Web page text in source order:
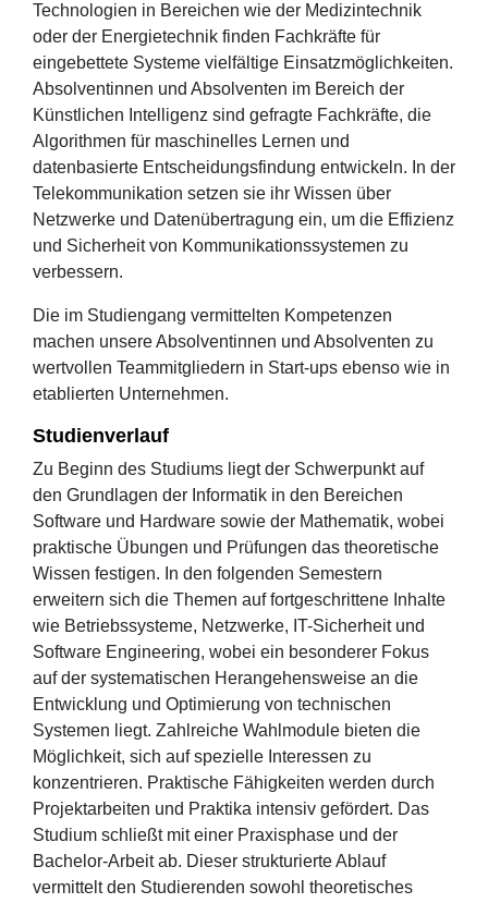
Technologien in Bereichen wie der Medizintechnik
oder der Energietechnik finden Fachkräfte für
eingebettete Systeme vielfältige Einsatzmöglichkeiten.
Absolventinnen und Absolventen im Bereich der
Künstlichen Intelligenz sind gefragte Fachkräfte, die
Algorithmen für maschinelles Lernen und
datenbasierte Entscheidungsfindung entwickeln. In der
Telekommunikation setzen sie ihr Wissen über
Netzwerke und Datenübertragung ein, um die Effizienz
und Sicherheit von Kommunikationssystemen zu
verbessern.
Die im Studiengang vermittelten Kompetenzen
machen unsere Absolventinnen und Absolventen zu
wertvollen Teammitgliedern in Start-ups ebenso wie in
etablierten Unternehmen.
Studienverlauf
Zu Beginn des Studiums liegt der Schwerpunkt auf
den Grundlagen der Informatik in den Bereichen
Software und Hardware sowie der Mathematik, wobei
praktische Übungen und Prüfungen das theoretische
Wissen festigen. In den folgenden Semestern
erweitern sich die Themen auf fortgeschrittene Inhalte
wie Betriebssysteme, Netzwerke, IT-Sicherheit und
Software Engineering, wobei ein besonderer Fokus
auf der systematischen Herangehensweise an die
Entwicklung und Optimierung von technischen
Systemen liegt. Zahlreiche Wahlmodule bieten die
Möglichkeit, sich auf spezielle Interessen zu
konzentrieren. Praktische Fähigkeiten werden durch
Projektarbeiten und Praktika intensiv gefördert. Das
Studium schließt mit einer Praxisphase und der
Bachelor-Arbeit ab. Dieser strukturierte Ablauf
vermittelt den Studierenden sowohl theoretisches